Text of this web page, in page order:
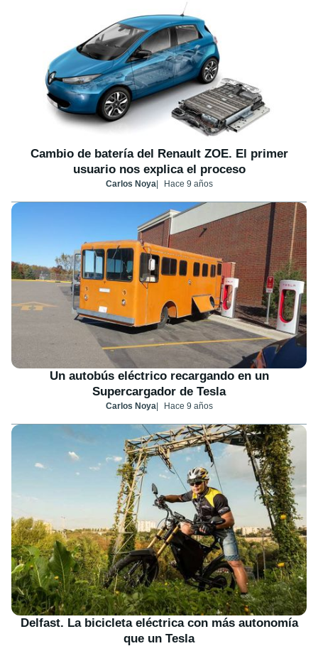
Cambio de batería del Renault ZOE. El primer
usuario nos explica el proceso
Carlos Noya Hace 9 años
Un autobús eléctrico recargando en un
Supercargador de Tesla
Carlos Noya Hace 9 años
Delfast. La bicicleta eléctrica con más autonomía
que un Tesla